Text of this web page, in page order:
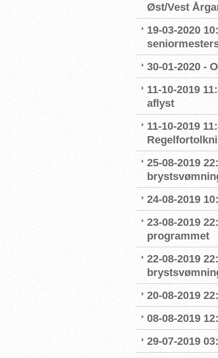
Øst/Vest
19-03-2020
30-01-2020 -
11-10-2019
aflyst
11-10-2019
25-08-2019
24-08-2019
23-08-2019
programmet
22-08-2019
20-08-2019
08-08-2019
29-07-2019